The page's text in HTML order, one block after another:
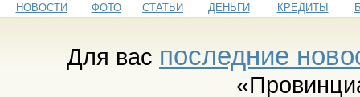
НОВОСТИ ФОТО СТАТЬИ ДЕНЬГИ КРЕДИТЫ
Для вас последние